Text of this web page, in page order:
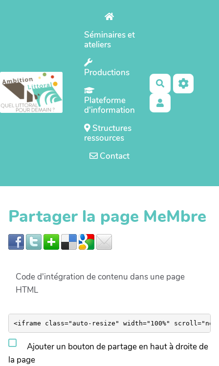
Séminaires et
ateliers
Productions
Plateforme
d'information
Structures
ressources
Contact
Rechercher
Partager la page MeMbre
Code d'intégration de contenu dans une page
HTML
Ajouter un bouton de partage en haut à droite de
la page